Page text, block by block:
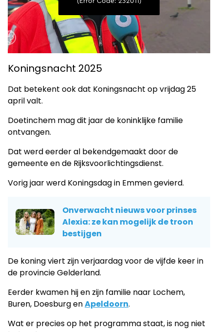
Koningsnacht 2025
Dat betekent ook dat Koningsnacht op vrijdag 25
april valt.
Doetinchem mag dit jaar de koninklijke familie
ontvangen.
Dat werd eerder al bekendgemaakt door de
gemeente en de Rijksvoorlichtingsdienst.
Vorig jaar werd Koningsdag in Emmen gevierd.
Onverwacht nieuws voor prinses
Alexia: ze kan mogelijk de troon
bestijgen
De koning viert zijn verjaardag voor de vijfde keer in
de provincie Gelderland.
Eerder kwamen hij en zijn familie naar Lochem,
Buren, Doesburg enApeldoorn.
Wat er precies op het programma staat, is nog niet